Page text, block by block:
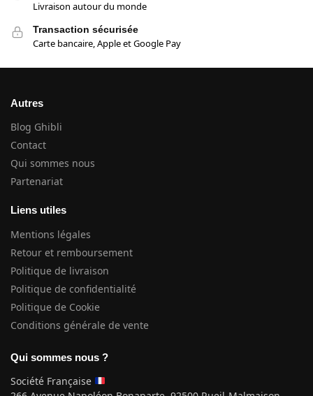
Livraison autour du monde
Transaction sécurisée
Carte bancaire, Apple et Google Pay
Autres
Blog Ghibli
Contact
Qui sommes nous
Partenariat
Liens utiles
Mentions légales
Retour et remboursement
Politique de livraison
Politique de confidentialité
Politique de Cookie
Conditions générale de vente
Qui sommes nous ?
Société Française